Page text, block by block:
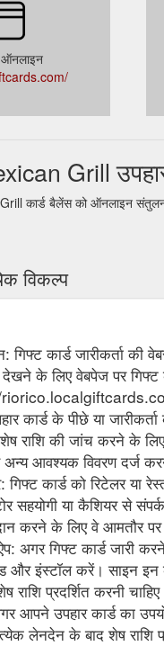
ऑनलाइन
Grill
कार्ड बैलेंस को ऑनलाइन
विकल्प
गिफ्ट कार्ड जारीकर्ता
देखने के लिए वेबपेज पर गिफ्ट
कार्ड के पीछे या
राशि की जांच करने के
आवश्यक विवरण दर्ज
गिफ्ट कार्ड को रिटेलर या
सहयोगी या कैशियर से
करने के लिए वे आमतौर
अगर गिफ्ट कार्ड जारी
और इंस्टॉल करें। साइन इन
राशि प्रदर्शित करनी
आपने उपहार कार्ड का
लेनदेन के बाद शेष राशि